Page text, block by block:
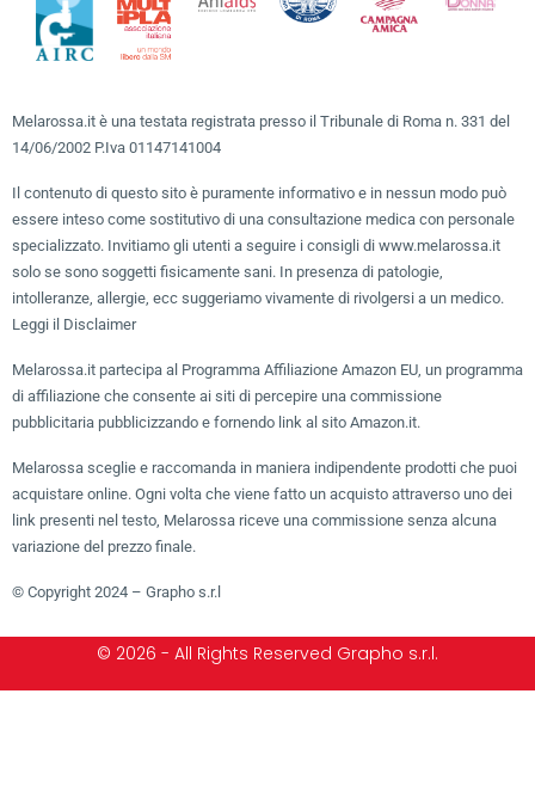
Melarossa.it è una testata registrata presso il Tribunale di Roma n. 331 del
14/06/2002 P.Iva 01147141004
Il contenuto di questo sito è puramente informativo e in nessun modo può
essere inteso come sostitutivo di una consultazione medica con personale
specializzato. Invitiamo gli utenti a seguire i consigli di www.melarossa.it
solo se sono soggetti fisicamente sani. In presenza di patologie,
intolleranze, allergie, ecc suggeriamo vivamente di rivolgersi a un medico.
Leggi il Disclaimer
Melarossa.it partecipa al Programma Affiliazione Amazon EU, un programma
di affiliazione che consente ai siti di percepire una commissione
pubblicitaria pubblicizzando e fornendo link al sito Amazon.it.
Melarossa sceglie e raccomanda in maniera indipendente prodotti che puoi
acquistare online. Ogni volta che viene fatto un acquisto attraverso uno dei
link presenti nel testo, Melarossa riceve una commissione senza alcuna
variazione del prezzo finale.
© Copyright 2024 – Grapho s.r.l
© 2026 - All Rights Reserved Grapho s.r.l.